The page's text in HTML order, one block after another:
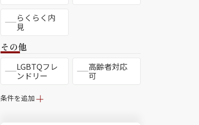
らくらく内
見
その他
LGBTQフレ
ンドリー
高齢者対応
可
条件を追加
たあなたの暮らしを叶えます。